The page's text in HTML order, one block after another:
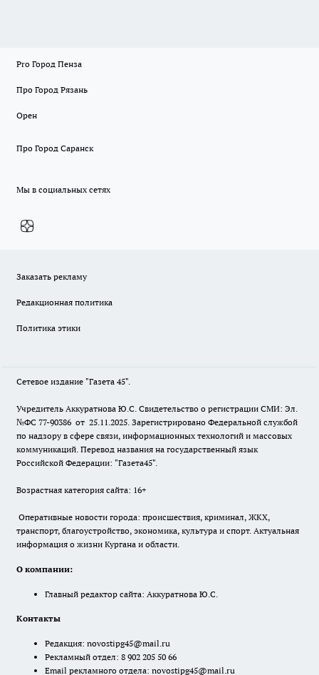
Pro Город Пенза
Про Город Рязань
Орен
Про Город Саранск
Мы в социальных сетях
Заказать рекламу
Редакционная политика
Политика этики
Сетевое издание "Газета 45".
Учредитель Аккуратнова Ю.С. Свидетельство о регистрации СМИ: Эл.
№ФС 77-90386 от 25.11.2025. Зарегистрировано Федеральной службой
по надзору в сфере связи, информационных технологий и массовых
коммуникаций. Перевод названия на государственный язык
Российской Федерации: "Газета45".
Возрастная категория сайта: 16+
Оперативные новости города: происшествия, криминал, ЖКХ,
транспорт, благоустройство, экономика, культура и спорт. Актуальная
информация о жизни Кургана и области.
О компании:
Главный редактор сайта: Аккуратнова Ю.С.
Контакты
Редакция: novostipg45@mail.ru
Рекламный отдел: 8 902 205 50 66
Email рекламного отдела: novostipg45@mail.ru